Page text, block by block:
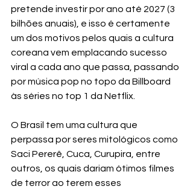
pretende investir por ano até 2027 (3
bilhões anuais), e isso é certamente
um dos motivos pelos quais a cultura
coreana vem emplacando sucesso
viral a cada ano que passa, passando
por música pop no topo da Billboard
às séries no top 1 da Netflix.
O Brasil tem uma cultura que
perpassa por seres mitológicos como
Saci Pererê, Cuca, Curupira, entre
outros, os quais dariam ótimos filmes
de terror ao terem esses